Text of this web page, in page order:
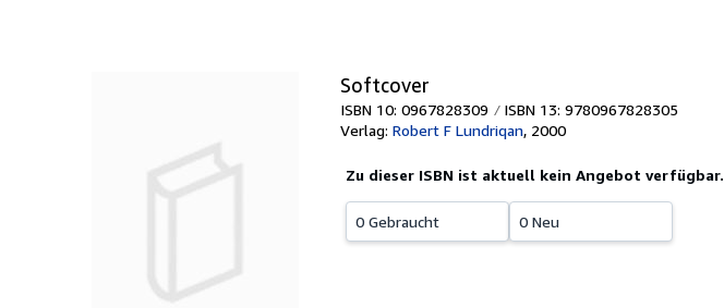
Softcover
ISBN 10: 0967828309
ISBN 13: 9780967828305
Verlag: Robert F Lundriqan, 2000
Zu dieser ISBN ist aktuell kein Angebot verfügbar.
0 Gebraucht 0 Neu